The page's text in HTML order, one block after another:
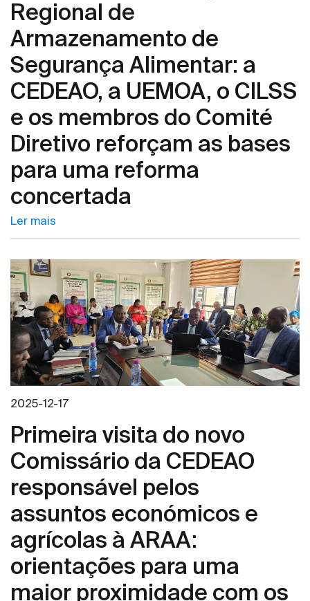
mercado
regional
de
fertilizantes
Regional de
Armazenamento de
Segurança Alimentar: a
CEDEAO, a UEMOA, o CILSS
e os membros do Comité
Diretivo reforçam as bases
para uma reforma
concertada
Ler mais
2025-12-17
Primeira visita do novo
Comissário da CEDEAO
responsável pelos
assuntos económicos e
agrícolas à ARAA:
orientações para uma
maior proximidade com os